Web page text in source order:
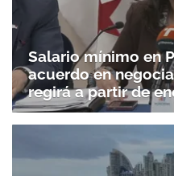
Salario mínimo en
acuerdo en
regirá a partir de